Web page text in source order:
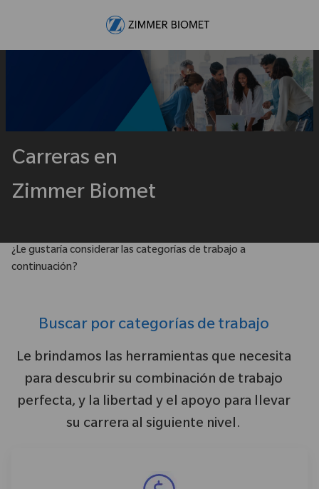
Carreras en
Zimmer Biomet
¿Le gustaría considerar las categorías de trabajo a
continuación?
Buscar por categorías de trabajo
Le brindamos las herramientas que necesita
para descubrir su combinación de trabajo
perfecta, y la libertad y el apoyo para llevar
su carrera al siguiente nivel.